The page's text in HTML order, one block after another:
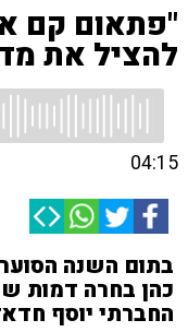
"פתאום קם
להציל את
04:15
בתום השנה
כהן בחרה דמות
החברתי יוסף